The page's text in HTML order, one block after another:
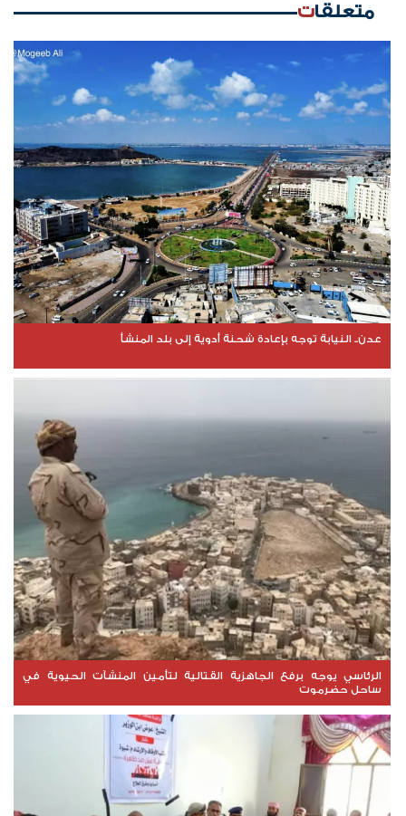
متعلقات
عدن.. النيابة توجه بإعادة شحنة أدوية إلى بلد المنشأ
الرئاسي يوجه برفع الجاهزية القتالية لتأمين المنشآت الحيوية في
ساحل حضرموت